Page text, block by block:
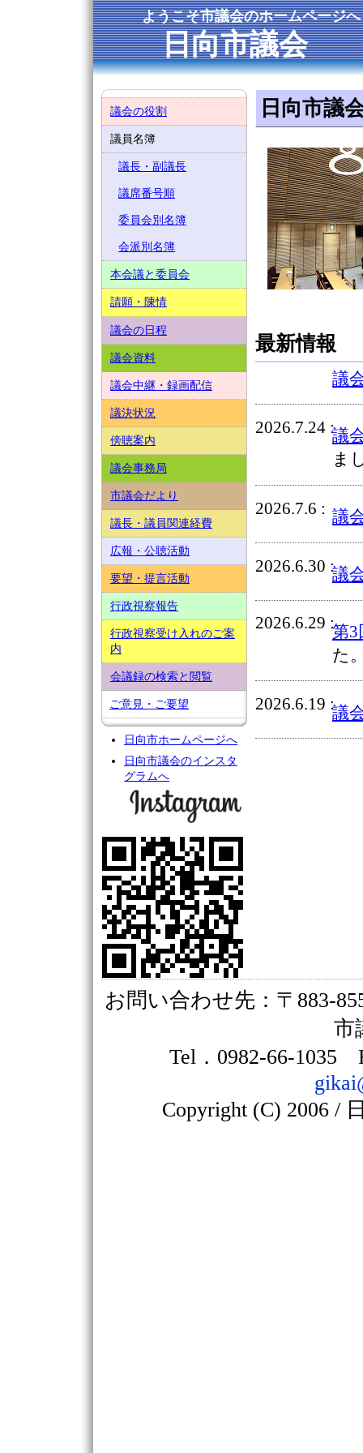
日向市議
最新情報
議
2026.7.24 議
ま
2026.7.6 議
2026.6.30 議
2026.6.29 第3
た
2026.6.19 議
議会の役割
議員名簿
議長・副議長
議席番号順
委員会別名簿
会派別名簿
本会議と委員会
請願・陳情
議会の日程
議会資料
議会中継・録画配信
議決状況
傍聴案内
議会事務局
市議会だより
議長・議員関連経費
広報・公聴活動
要望・提言活動
行政視察報告
行政視察受け入れのご案
内
会議録の検索と閲覧
ご意見・ご要望
日向市ホームページへ
日向市議会のインスタ
グラムへ
ようこそ市議会のホームページへ
日向市議会
お問い合わせ先：〒883-
市
Tel．0982-66-1035
Copyright (C) 2006 /